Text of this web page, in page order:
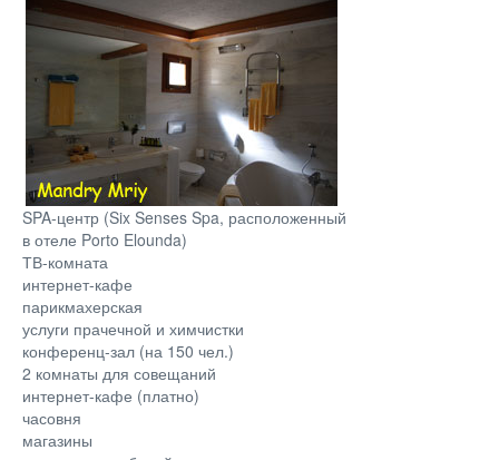
SPA-центр (Six Senses Spa, расположенный
в отеле Porto Elounda)
ТВ-комната
интернет-кафе
парикмахерская
услуги прачечной и химчистки
конференц-зал (на 150 чел.)
2 комнаты для совещаний
интернет-кафе (платно)
часовня
магазины